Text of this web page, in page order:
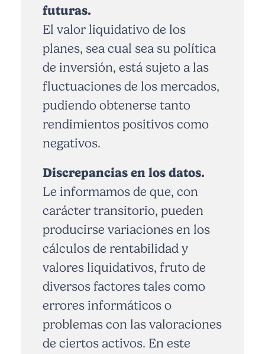
futuras.
El valor liquidativo de los
planes, sea cual sea su política
de inversión, está sujeto a las
fluctuaciones de los mercados,
pudiendo obtenerse tanto
rendimientos positivos como
negativos.
Discrepancias en los datos.
Le informamos de que, con
carácter transitorio, pueden
producirse variaciones en los
cálculos de rentabilidad y
valores liquidativos, fruto de
diversos factores tales como
errores informáticos o
problemas con las valoraciones
de ciertos activos. En este